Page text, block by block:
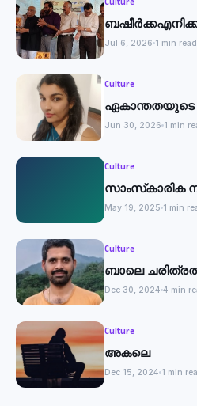
Culture
Jul 6, 2026 1 min read
Culture
ഏകാന്തതയുടെ
Jun 30, 2026 1 min
Culture
സാംസ്‌കാരിക
May 19, 2025 1 min
Culture
ബാലെ
Dec 30, 2024 4 min
Culture
അകലെ
Dec 15, 2024 1 min